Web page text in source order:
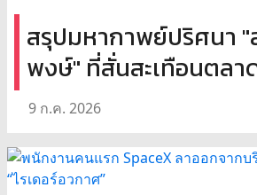
สรุปมหากาพย์ปริศนา
พงษ์" ที่สั่นสะเทือนตลา
9 ก.ค. 2026